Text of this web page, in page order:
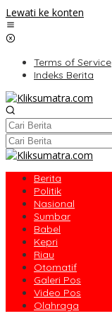
Lewati ke konten
Terms of Service
Indeks Berita
Berita
Politik
Nasional
Sumbar
Babel
Kepri
Riau
Otomatif
Galeri Pos
Video Pos
Olahraga